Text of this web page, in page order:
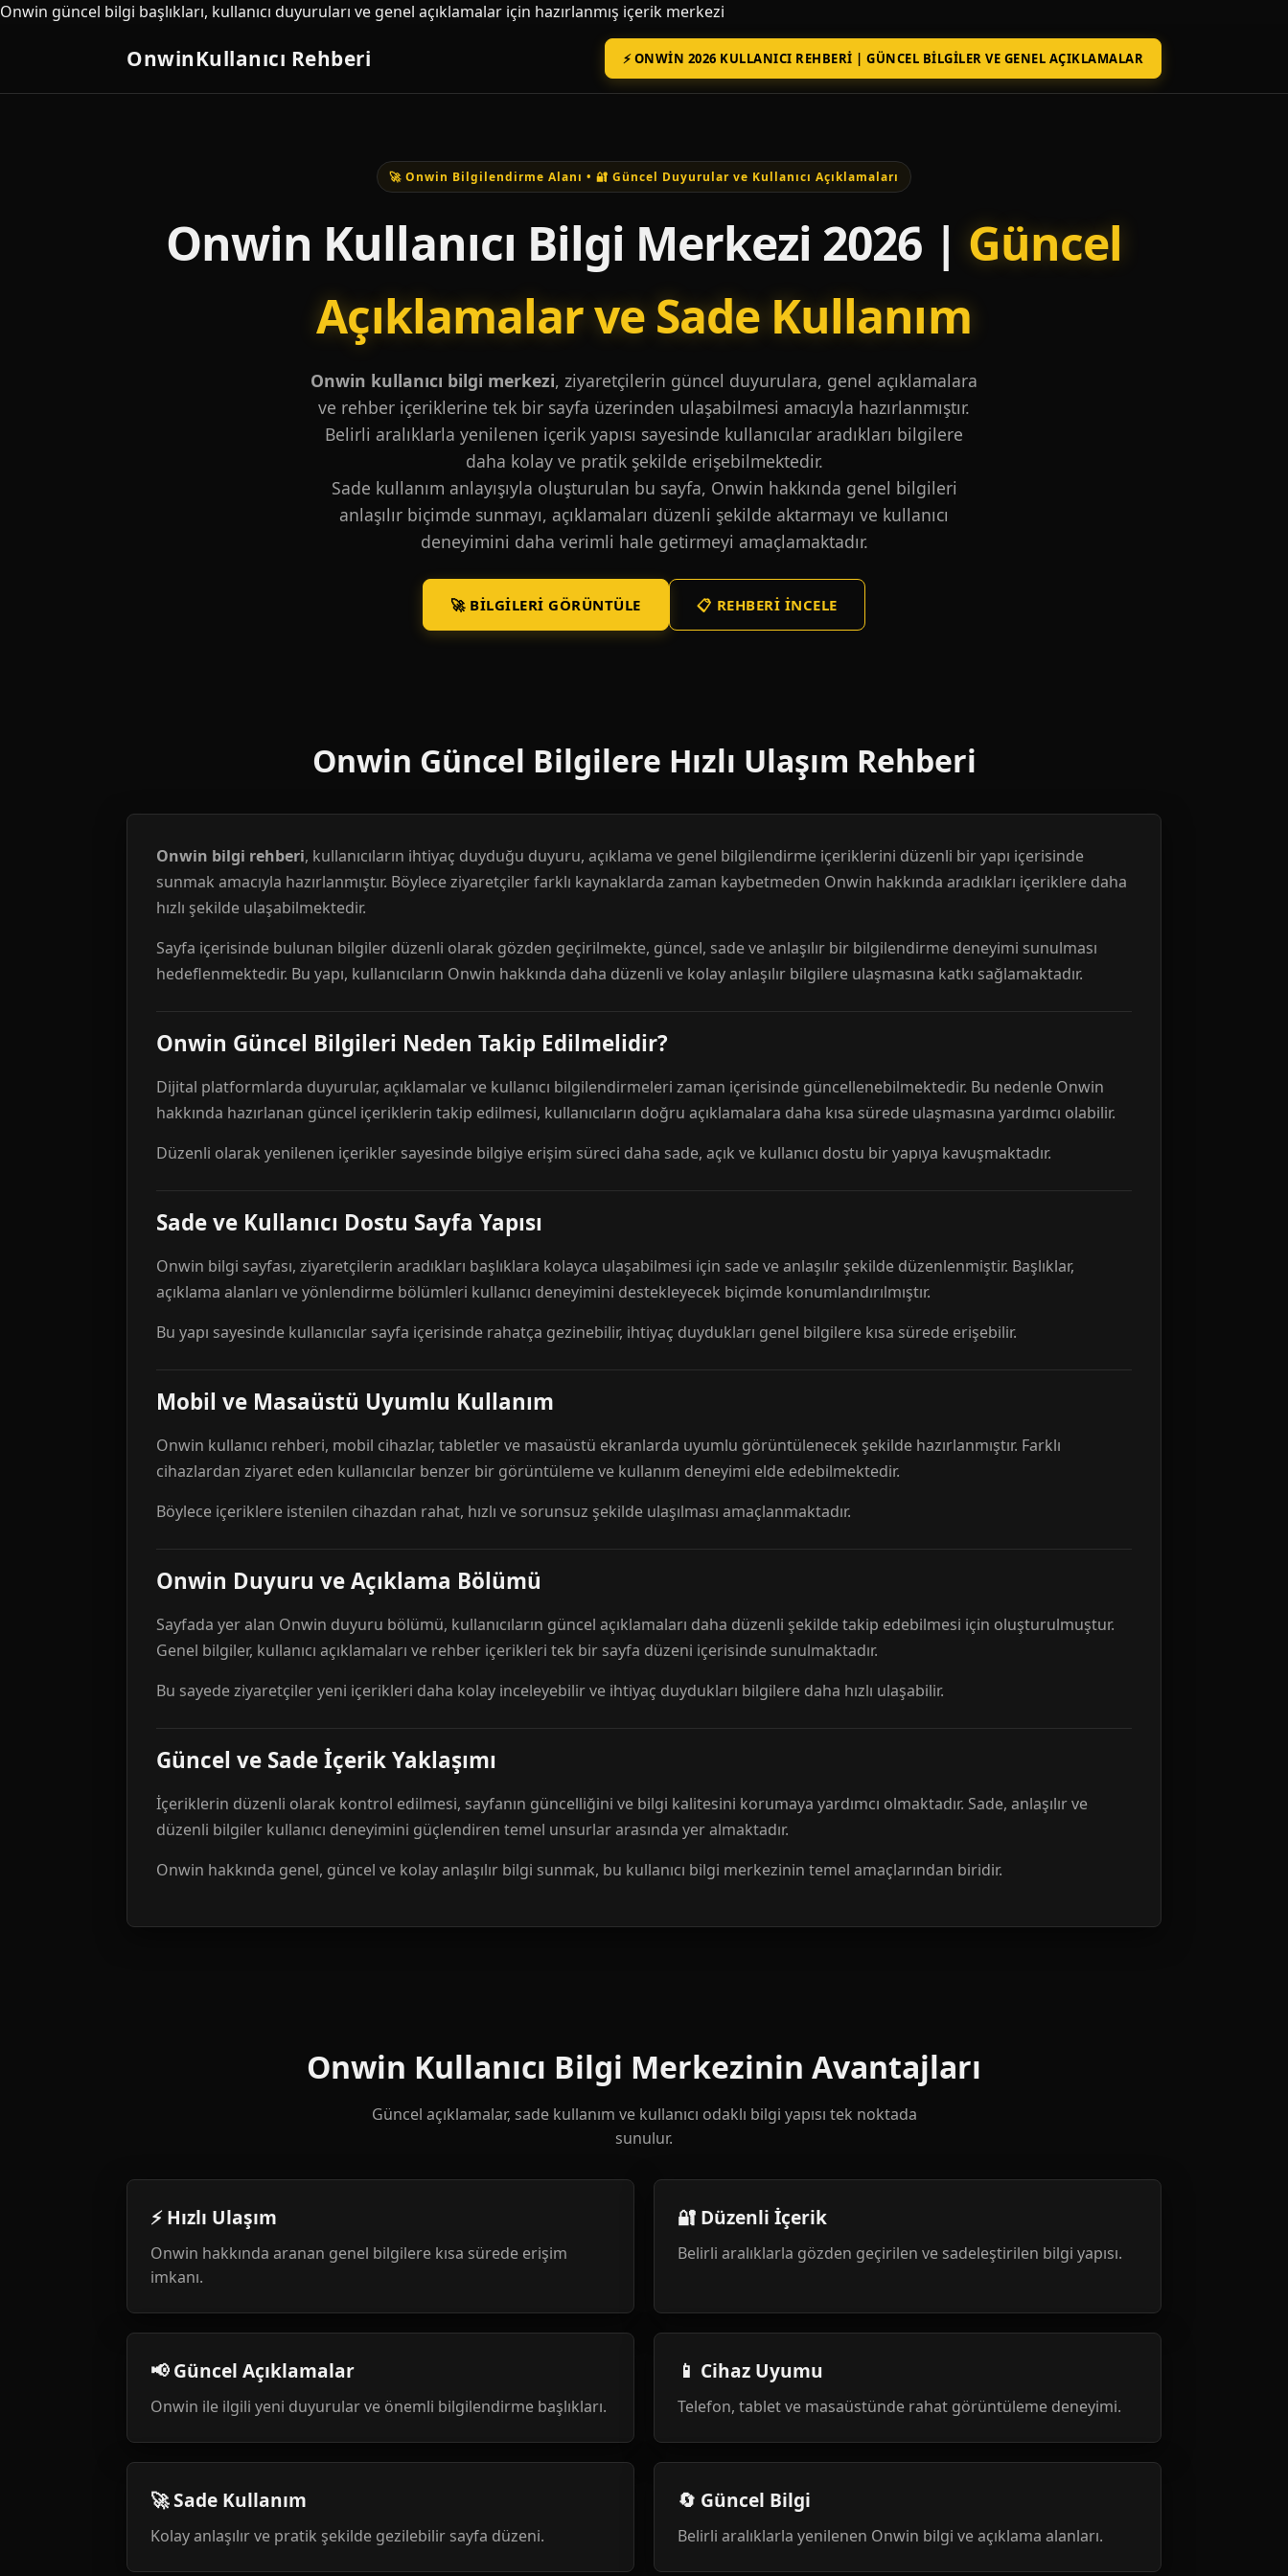
Onwin güncel bilgi başlıkları, kullanıcı duyuruları ve genel açıklamalar için hazırlanmış içerik merkezi
OnwinKullanıcı Rehberi ⚡ ONWIN 2026 KULLANICI REHBERI | GÜNCEL BILGILER VE GENEL AÇIKLAMALAR
🚀 Onwin Bilgilendirme Alanı • 🔐 Güncel Duyurular ve Kullanıcı Açıklamaları
Onwin Kullanıcı Bilgi Merkezi 2026 | Güncel
Açıklamalar ve Sade Kullanım
Onwin kullanıcı bilgi merkezi, ziyaretçilerin güncel duyurulara, genel açıklamalara
ve rehber içeriklerine tek bir sayfa üzerinden ulaşabilmesi amacıyla hazırlanmıştır.
Belirli aralıklarla yenilenen içerik yapısı sayesinde kullanıcılar aradıkları bilgilere
daha kolay ve pratik şekilde erişebilmektedir.
Sade kullanım anlayışıyla oluşturulan bu sayfa, Onwin hakkında genel bilgileri
anlaşılır biçimde sunmayı, açıklamaları düzenli şekilde aktarmayı ve kullanıcı
deneyimini daha verimli hale getirmeyi amaçlamaktadır.
🚀 BILGILERI GÖRÜNTÜLE 📋 REHBERI İNCELE
Onwin Güncel Bilgilere Hızlı Ulaşım Rehberi
Onwin bilgi rehberi, kullanıcıların ihtiyaç duyduğu duyuru, açıklama ve genel bilgilendirme içeriklerini düzenli bir yapı içerisinde
sunmak amacıyla hazırlanmıştır. Böylece ziyaretçiler farklı kaynaklarda zaman kaybetmeden Onwin hakkında aradıkları içeriklere daha
hızlı şekilde ulaşabilmektedir.
Sayfa içerisinde bulunan bilgiler düzenli olarak gözden geçirilmekte, güncel, sade ve anlaşılır bir bilgilendirme deneyimi sunulması
hedeflenmektedir. Bu yapı, kullanıcıların Onwin hakkında daha düzenli ve kolay anlaşılır bilgilere ulaşmasına katkı sağlamaktadır.
Onwin Güncel Bilgileri Neden Takip Edilmelidir?
Dijital platformlarda duyurular, açıklamalar ve kullanıcı bilgilendirmeleri zaman içerisinde güncellenebilmektedir. Bu nedenle Onwin
hakkında hazırlanan güncel içeriklerin takip edilmesi, kullanıcıların doğru açıklamalara daha kısa sürede ulaşmasına yardımcı olabilir.
Düzenli olarak yenilenen içerikler sayesinde bilgiye erişim süreci daha sade, açık ve kullanıcı dostu bir yapıya kavuşmaktadır.
Sade ve Kullanıcı Dostu Sayfa Yapısı
Onwin bilgi sayfası, ziyaretçilerin aradıkları başlıklara kolayca ulaşabilmesi için sade ve anlaşılır şekilde düzenlenmiştir. Başlıklar,
açıklama alanları ve yönlendirme bölümleri kullanıcı deneyimini destekleyecek biçimde konumlandırılmıştır.
Bu yapı sayesinde kullanıcılar sayfa içerisinde rahatça gezinebilir, ihtiyaç duydukları genel bilgilere kısa sürede erişebilir.
Mobil ve Masaüstü Uyumlu Kullanım
Onwin kullanıcı rehberi, mobil cihazlar, tabletler ve masaüstü ekranlarda uyumlu görüntülenecek şekilde hazırlanmıştır. Farklı
cihazlardan ziyaret eden kullanıcılar benzer bir görüntüleme ve kullanım deneyimi elde edebilmektedir.
Böylece içeriklere istenilen cihazdan rahat, hızlı ve sorunsuz şekilde ulaşılması amaçlanmaktadır.
Onwin Duyuru ve Açıklama Bölümü
Sayfada yer alan Onwin duyuru bölümü, kullanıcıların güncel açıklamaları daha düzenli şekilde takip edebilmesi için oluşturulmuştur.
Genel bilgiler, kullanıcı açıklamaları ve rehber içerikleri tek bir sayfa düzeni içerisinde sunulmaktadır.
Bu sayede ziyaretçiler yeni içerikleri daha kolay inceleyebilir ve ihtiyaç duydukları bilgilere daha hızlı ulaşabilir.
Güncel ve Sade İçerik Yaklaşımı
İçeriklerin düzenli olarak kontrol edilmesi, sayfanın güncelliğini ve bilgi kalitesini korumaya yardımcı olmaktadır. Sade, anlaşılır ve
düzenli bilgiler kullanıcı deneyimini güçlendiren temel unsurlar arasında yer almaktadır.
Onwin hakkında genel, güncel ve kolay anlaşılır bilgi sunmak, bu kullanıcı bilgi merkezinin temel amaçlarından biridir.
Onwin Kullanıcı Bilgi Merkezinin Avantajları
Güncel açıklamalar, sade kullanım ve kullanıcı odaklı bilgi yapısı tek noktada
sunulur.
⚡ Hızlı Ulaşım
Onwin hakkında aranan genel bilgilere kısa sürede erişim
imkanı.
🔐 Düzenli İçerik
Belirli aralıklarla gözden geçirilen ve sadeleştirilen bilgi yapısı.
📢 Güncel Açıklamalar
Onwin ile ilgili yeni duyurular ve önemli bilgilendirme başlıkları.
📱 Cihaz Uyumu
Telefon, tablet ve masaüstünde rahat görüntüleme deneyimi.
🚀 Sade Kullanım
Kolay anlaşılır ve pratik şekilde gezilebilir sayfa düzeni.
🔄 Güncel Bilgi
Belirli aralıklarla yenilenen Onwin bilgi ve açıklama alanları.